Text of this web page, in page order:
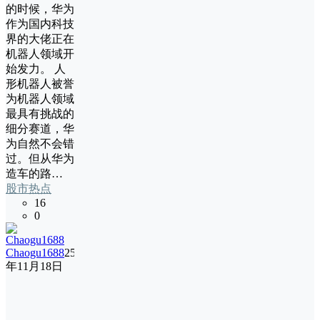
的时候，华为
作为国内科技
界的大佬正在
机器人领域开
始发力。 人
形机器人被誉
为机器人领域
最具有挑战的
细分赛道，华
为自然不会错
过。但从华为
造车的路…
股市热点
16
0
Chaogu168825
年11月18日